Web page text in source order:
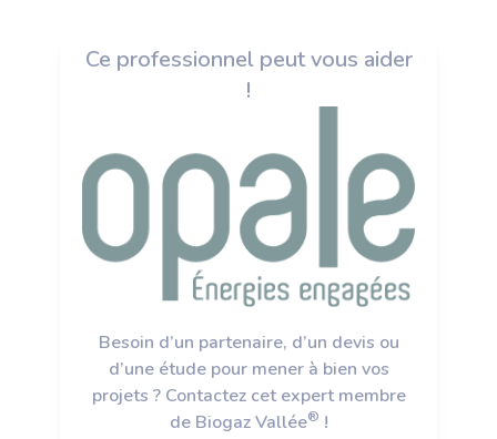
Ce professionnel peut vous aider
!
Besoin d’un partenaire, d’un devis ou
d’une étude pour mener à bien vos
projets ? Contactez cet expert membre
de Biogaz Vallée® !